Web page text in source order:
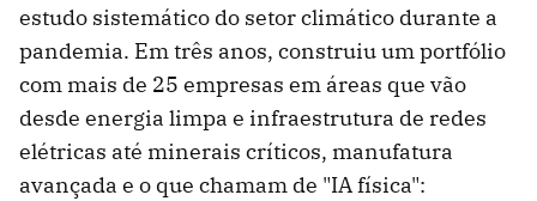
estudo sistemático do setor climático durante a
pandemia. Em três anos, construiu um portfólio
com mais de 25 empresas em áreas que vão
desde energia limpa e infraestrutura de redes
elétricas até minerais críticos, manufatura
avançada e o que chamam de "IA física":